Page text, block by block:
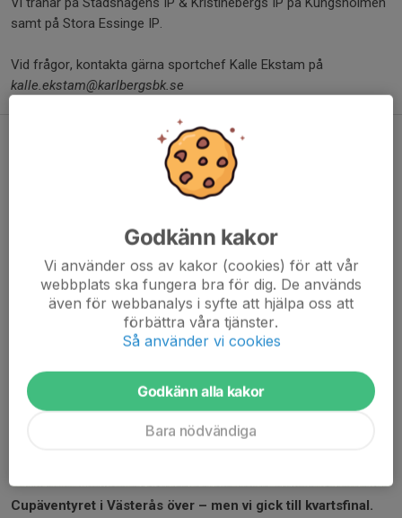
samt på Stora Essinge IP.
Vid frågor, kontakta gärna sportchef Kalle Ekstam på
kalle.ekstam@karlbergsbk.se
KB DJ till kvartsfinal i Västerås
Cupäventyret i Västerås över – men vi gick till kvartsfinal.
Godkänn kakor
Vi använder oss av kakor (cookies) för att vår
webbplats ska fungera bra för dig. De används
även för webbanalys i syfte att hjälpa oss att
förbättra våra tjänster.
Så använder vi cookies
Godkänn alla kakor
Bara nödvändiga